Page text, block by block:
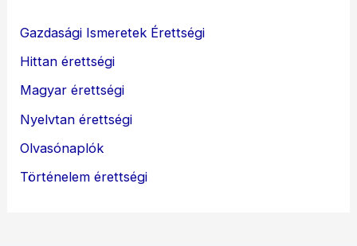
Gazdasági Ismeretek Érettségi
Hittan érettségi
Magyar érettségi
Nyelvtan érettségi
Olvasónaplók
Történelem érettségi